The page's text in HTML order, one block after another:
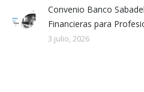
Convenio Banco
Financieras para
3 julio, 2026